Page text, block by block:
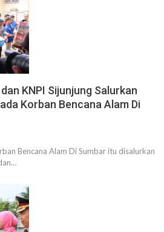
KNPI Sijunjung Salurkan
Korban Bencana Alam Di
Bencana Alam Di Sumbar itu disalurkan